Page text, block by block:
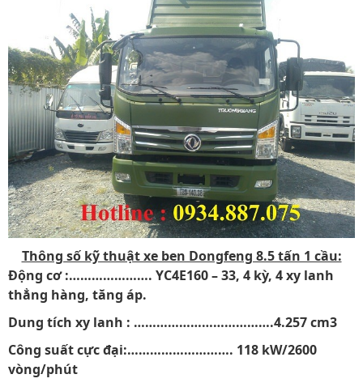
Thông số kỹ thuật xe ben Dongfeng 8.5 tấn 1 cầu:
Động cơ :…………………. YC4E160 – 33, 4 kỳ, 4 xy lanh
thẳng hàng, tăng áp.
Dung tích xy lanh : ……………………………….4.257 cm3
Công suất cực đại:………………………. 118 kW/2600
vòng/phút